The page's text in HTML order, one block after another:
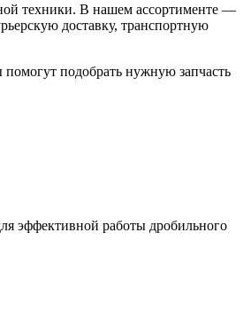
техники. В нашем ассортименте —
доставку, транспортную
подобрать нужную запчасть
эффективной работы дробильного